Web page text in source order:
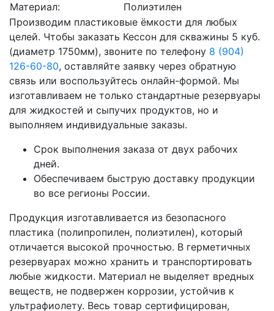
Материал:
Полиэтилен
Производим пластиковые ёмкости для любых
целей. Чтобы заказать Кессон для скважины 5 куб.
(диаметр 1750мм), звоните по телефону 8 (904)
126-60-80, оставляйте заявку через обратную
связь или воспользуйтесь онлайн-формой. Мы
изготавливаем не только стандартные резервуары
для жидкостей и сыпучих продуктов, но и
выполняем индивидуальные заказы.
Срок выполнения заказа от двух рабочих
дней.
Обеспечиваем быструю доставку продукции
во все регионы России.
Продукция изготавливается из безопасного
пластика (полипропилен, полиэтилен), который
отличается высокой прочностью. В герметичных
резервуарах можно хранить и транспортировать
любые жидкости. Материал не выделяет вредных
веществ, не подвержен коррозии, устойчив к
ультрафиолету. Весь товар сертифицирован,